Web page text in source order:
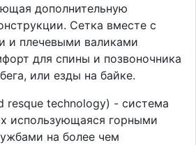
дополнительную
Сетка вместе с
и плечевыми валиками
для спины и позвоночника
или езды на байке.
resque technology) - система
использующаяся горными
на более чем